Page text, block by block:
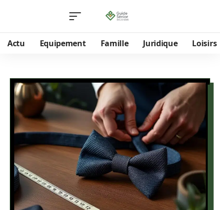
Actu Equipement Famille Juridique Loisirs